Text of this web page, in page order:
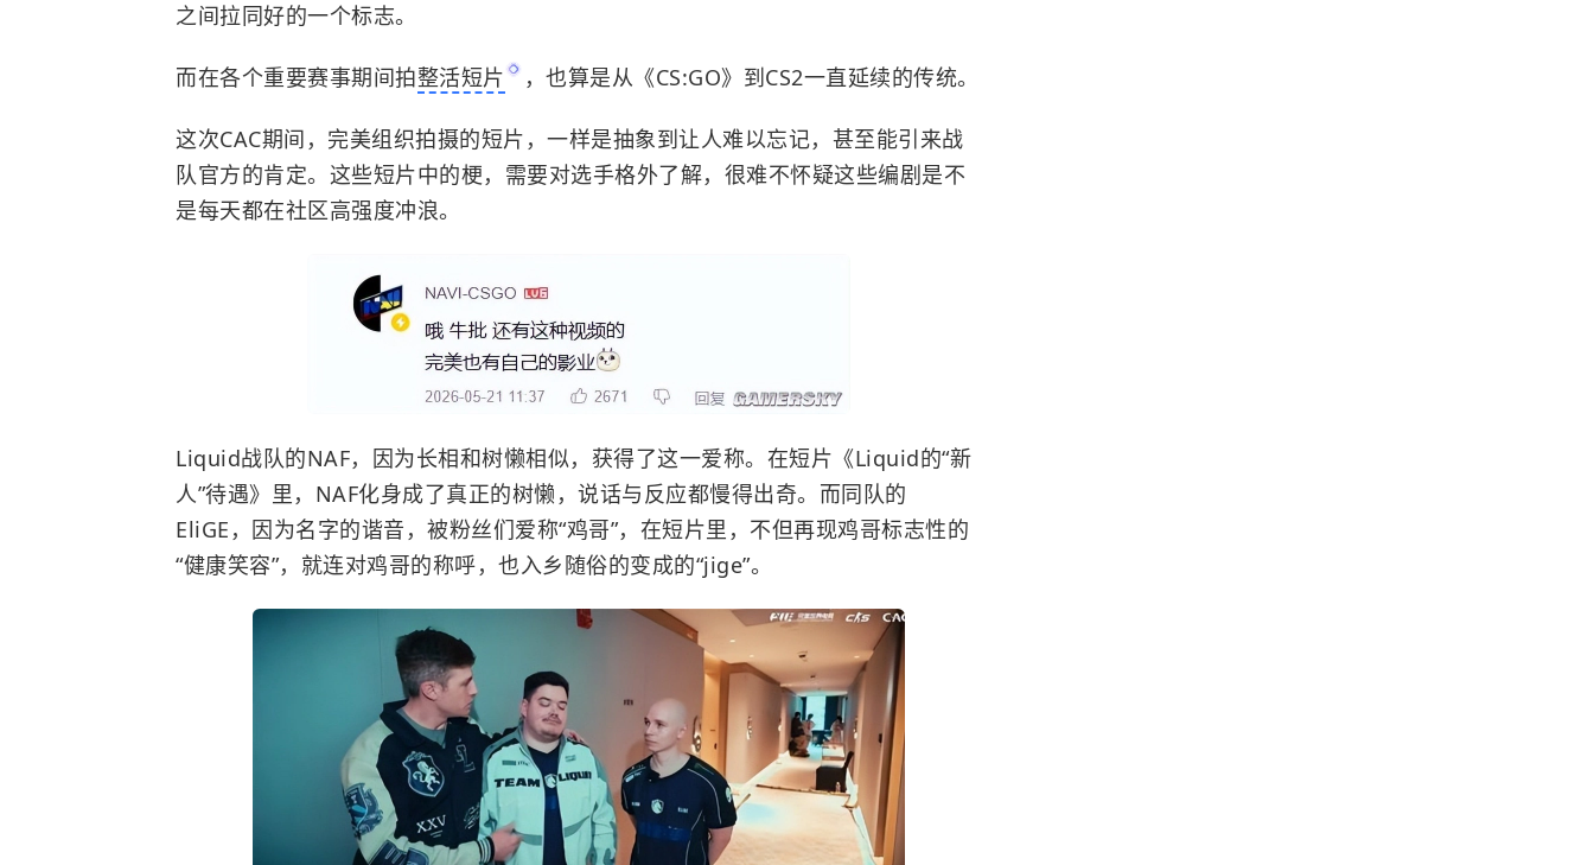
之间拉同好的一个标志。
而在各个重要赛事期间拍整活短片 ，也算是从《CS:GO》到CS2一直延续的传统。
这次CAC期间，完美组织拍摄的短片，一样是抽象到让人难以忘记，甚至能引来战
队官方的肯定。这些短片中的梗，需要对选手格外了解，很难不怀疑这些编剧是不
是每天都在社区高强度冲浪。
Liquid战队的NAF，因为长相和树懒相似，获得了这一爱称。在短片《Liquid的“新
人”待遇》里，NAF化身成了真正的树懒，说话与反应都慢得出奇。而同队的
EliGE，因为名字的谐音，被粉丝们爱称“鸡哥”，在短片里，不但再现鸡哥标志性的
“健康笑容”，就连对鸡哥的称呼，也入乡随俗的变成的“jige”。